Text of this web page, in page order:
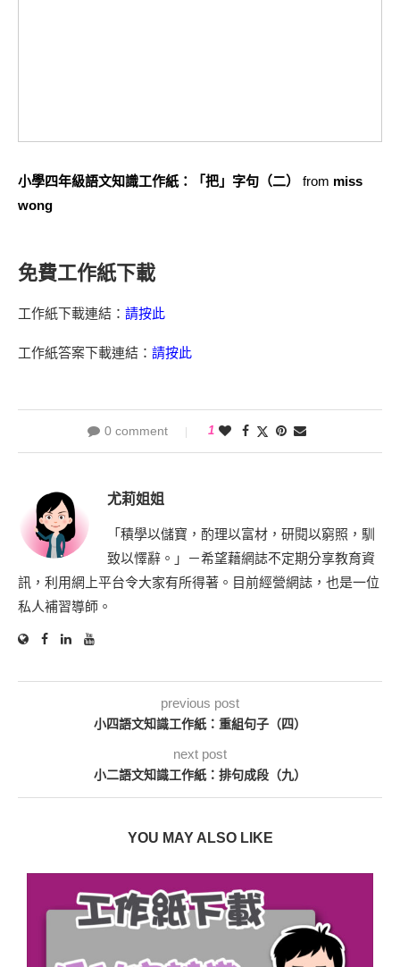
小學四年級語文知識工作紙：「把」字句（二） from miss
wong
免費工作紙下載
工作紙下載連結： 請按此
工作紙答案下載連結： 請按此
0 comment 1
尤莉姐姐
「積學以儲寶，酌理以富材，研閱以窮照，馴
致以懌辭。」－希望藉網誌不定期分享教育資
訊，利用網上平台令大家有所得著。目前經營網誌，也是一位
私人補習導師。
previous post
小四語文知識工作紙：重組句子（四）
next post
小二語文知識工作紙：排句成段（九）
YOU MAY ALSO LIKE